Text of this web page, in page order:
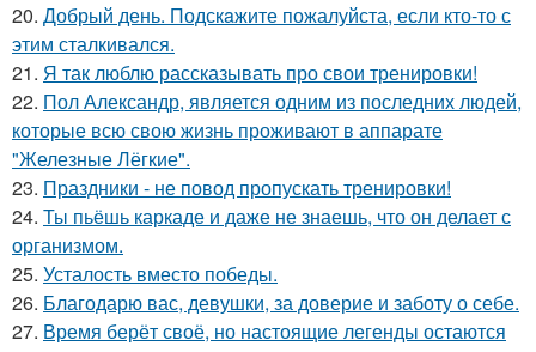
20. Добрый день. Подскaжите пожалуйста, если кто-то с
этим сталкивался.
21. Я так люблю рассказывать про свои тренировки!
22. Пол Александр, является одним из последних людей,
которые всю свою жизнь проживают в аппарате
"Железные Лёгкие".
23. Праздники - не повод пропускать тренировки!
24. Ты пьёшь каркаде и даже не знаешь, что он делает с
организмом.
25. Усталость вместо победы.
26. Благодарю вас, девушки, за доверие и заботу о себе.
27. Время берёт своё, но настоящие легенды остаются